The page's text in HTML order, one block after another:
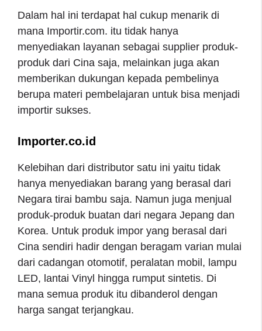
Dalam hal ini terdapat hal cukup menarik di
mana Importir.com. itu tidak hanya
menyediakan layanan sebagai supplier produk-
produk dari Cina saja, melainkan juga akan
memberikan dukungan kepada pembelinya
berupa materi pembelajaran untuk bisa menjadi
importir sukses.
Importer.co.id
Kelebihan dari distributor satu ini yaitu tidak
hanya menyediakan barang yang berasal dari
Negara tirai bambu saja. Namun juga menjual
produk-produk buatan dari negara Jepang dan
Korea. Untuk produk impor yang berasal dari
Cina sendiri hadir dengan beragam varian mulai
dari cadangan otomotif, peralatan mobil, lampu
LED, lantai Vinyl hingga rumput sintetis. Di
mana semua produk itu dibanderol dengan
harga sangat terjangkau.